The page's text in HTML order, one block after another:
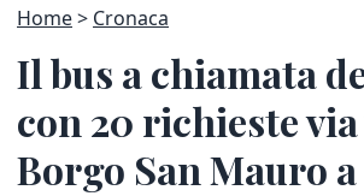
Home Cronaca
Il bus a chiamata
con 20 richieste
Borgo San Mauro